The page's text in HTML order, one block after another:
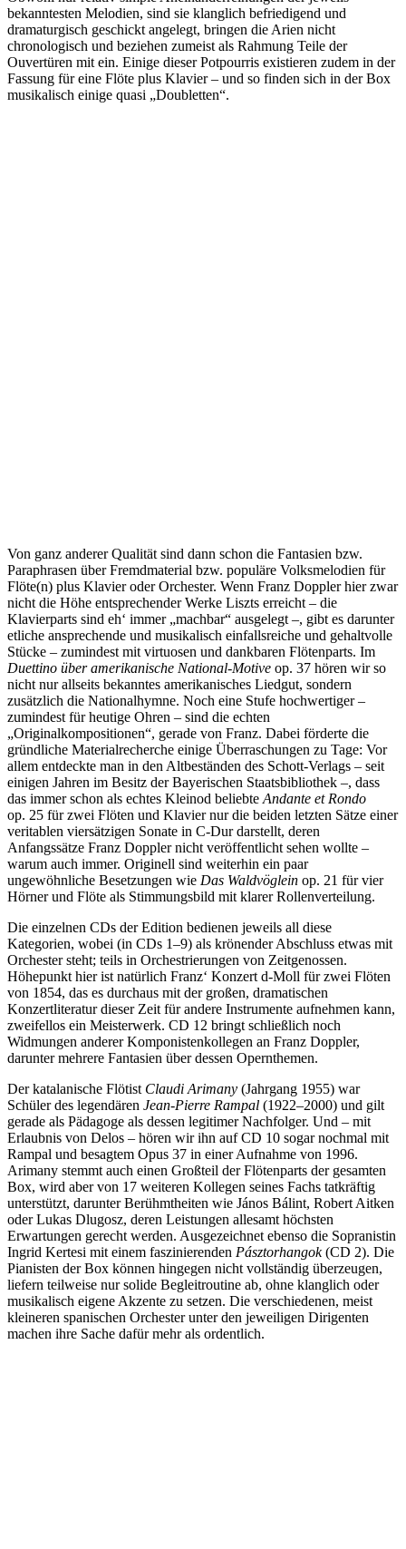
bekanntesten Melodien, sind sie klanglich befriedigend und
dramaturgisch geschickt angelegt, bringen die Arien nicht
chronologisch und beziehen zumeist als Rahmung Teile der
Ouvertüren mit ein. Einige dieser Potpourris existieren zudem in der
Fassung für eine Flöte plus Klavier – und so finden sich in der Box
musikalisch einige quasi „Doubletten“.
Von ganz anderer Qualität sind dann schon die Fantasien bzw.
Paraphrasen über Fremdmaterial bzw. populäre Volksmelodien für
Flöte(n) plus Klavier oder Orchester. Wenn Franz Doppler hier zwar
nicht die Höhe entsprechender Werke Liszts erreicht – die
Klavierparts sind eh‘ immer „machbar“ ausgelegt –, gibt es darunter
etliche ansprechende und musikalisch einfallsreiche und gehaltvolle
Stücke – zumindest mit virtuosen und dankbaren Flötenparts. Im
Duettino über amerikanische National-Motive op. 37 hören wir so
nicht nur allseits bekanntes amerikanisches Liedgut, sondern
zusätzlich die Nationalhymne. Noch eine Stufe hochwertiger –
zumindest für heutige Ohren – sind die echten
„Originalkompositionen“, gerade von Franz. Dabei förderte die
gründliche Materialrecherche einige Überraschungen zu Tage: Vor
allem entdeckte man in den Altbeständen des Schott-Verlags – seit
einigen Jahren im Besitz der Bayerischen Staatsbibliothek –, dass
das immer schon als echtes Kleinod beliebte Andante et Rondo
op. 25 für zwei Flöten und Klavier nur die beiden letzten Sätze einer
veritablen viersätzigen Sonate in C-Dur darstellt, deren
Anfangssätze Franz Doppler nicht veröffentlicht sehen wollte –
warum auch immer. Originell sind weiterhin ein paar
ungewöhnliche Besetzungen wie Das Waldvöglein op. 21 für vier
Hörner und Flöte als Stimmungsbild mit klarer Rollenverteilung.
Die einzelnen CDs der Edition bedienen jeweils all diese
Kategorien, wobei (in CDs 1–9) als krönender Abschluss etwas mit
Orchester steht; teils in Orchestrierungen von Zeitgenossen.
Höhepunkt hier ist natürlich Franz‘ Konzert d-Moll für zwei Flöten
von 1854, das es durchaus mit der großen, dramatischen
Konzertliteratur dieser Zeit für andere Instrumente aufnehmen kann,
zweifellos ein Meisterwerk. CD 12 bringt schließlich noch
Widmungen anderer Komponistenkollegen an Franz Doppler,
darunter mehrere Fantasien über dessen Opernthemen.
Der katalanische Flötist Claudi Arimany (Jahrgang 1955) war
Schüler des legendären Jean-Pierre Rampal (1922–2000) und gilt
gerade als Pädagoge als dessen legitimer Nachfolger. Und – mit
Erlaubnis von Delos – hören wir ihn auf CD 10 sogar nochmal mit
Rampal und besagtem Opus 37 in einer Aufnahme von 1996.
Arimany stemmt auch einen Großteil der Flötenparts der gesamten
Box, wird aber von 17 weiteren Kollegen seines Fachs tatkräftig
unterstützt, darunter Berühmtheiten wie János Bálint, Robert Aitken
oder Lukas Dlugosz, deren Leistungen allesamt höchsten
Erwartungen gerecht werden. Ausgezeichnet ebenso die Sopranistin
Ingrid Kertesi mit einem faszinierenden Pásztorhangok(CD 2). Die
Pianisten der Box können hingegen nicht vollständig überzeugen,
liefern teilweise nur solide Begleitroutine ab, ohne klanglich oder
musikalisch eigene Akzente zu setzen. Die verschiedenen, meist
kleineren spanischen Orchester unter den jeweiligen Dirigenten
machen ihre Sache dafür mehr als ordentlich.